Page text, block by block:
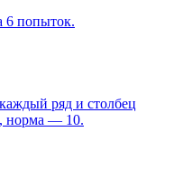
6 попыток.
ряд и столбец
норма — 10.